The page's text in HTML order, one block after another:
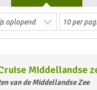
Middellandse
van de Middellandse Zee